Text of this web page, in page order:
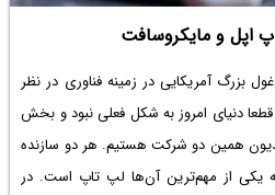
اپل و مایکروسافت
بزرگ آمریکایی در زمینه فناوری در نظر
دنیای امروز به شکل فعلی نبود و بخش
همین دو شرکت هستیم. هر دو سازنده
یکی از مهم‌ترین آن‌ها لپ تاپ است. در